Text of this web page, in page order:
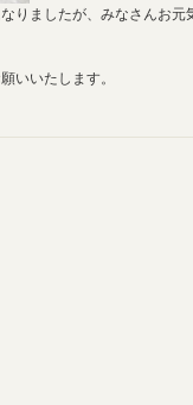
りましたが、みなさんお元
いいたします。